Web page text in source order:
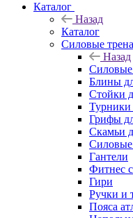
Каталог
Назад
Каталог
Силовые
Назад
Блины
Стойки
Турники
Грифы
Скамьи
Гантели
Фитнес
Гири
Ручки и
Пояса